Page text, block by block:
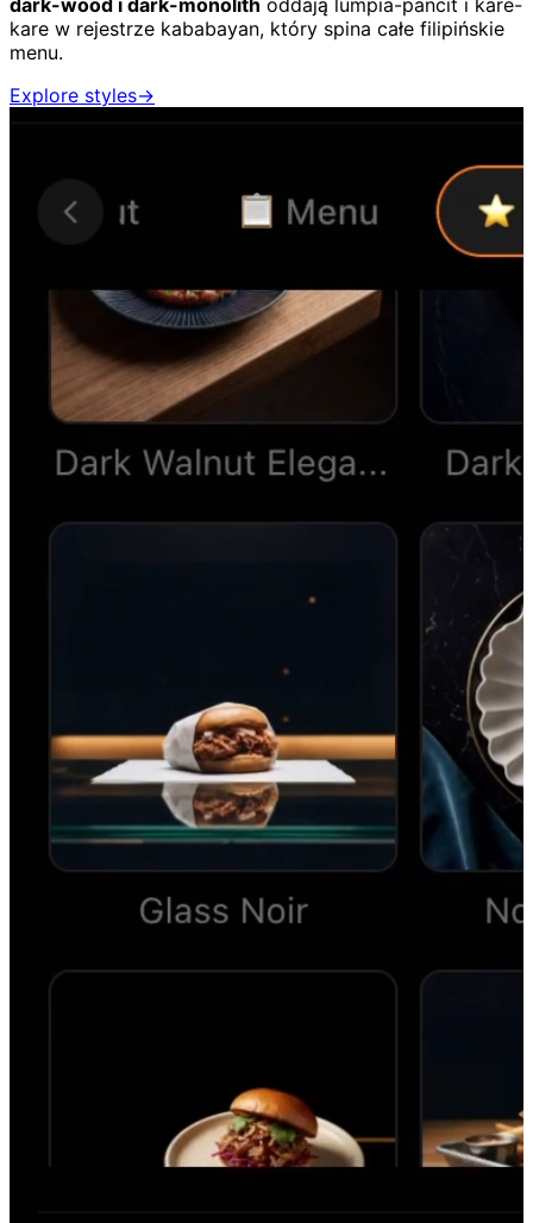
dark-wood i dark-monolith oddają lumpia-pancit i kare-
kare w rejestrze kababayan, który spina całe filipińskie
menu.
Explore styles→